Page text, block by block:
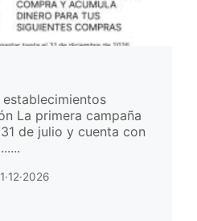
La primera campaña
de julio y cuenta con